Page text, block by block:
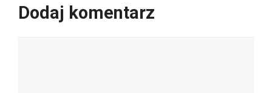
Dodaj komentarz